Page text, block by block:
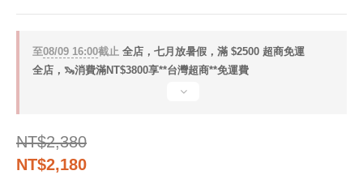
至08/09 16:00截止 全店，七月放暑假，滿 $2500 超商免運
全店，🦦消費滿NT$3800享**台灣超商**免運費
NT$2,380
NT$2,180